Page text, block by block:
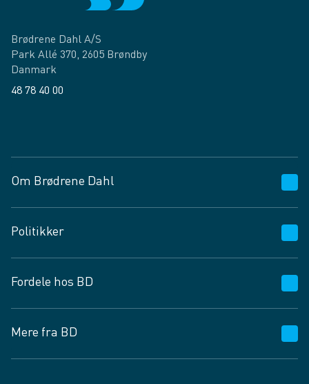
Brødrene Dahl A/S
Park Allé 370, 2605 Brøndby
Danmark
48 78 40 00
Om Brødrene Dahl
Vagttelefon 30 10 89 89
Spørgsmål og svar
Job og karriere
Fødevarekontrolrapport
Politikker
Privatlivspolitik
Cookies
Vilkår og betingelser
Fordele hos BD
BD app
BD.dk services
Mere fra BD